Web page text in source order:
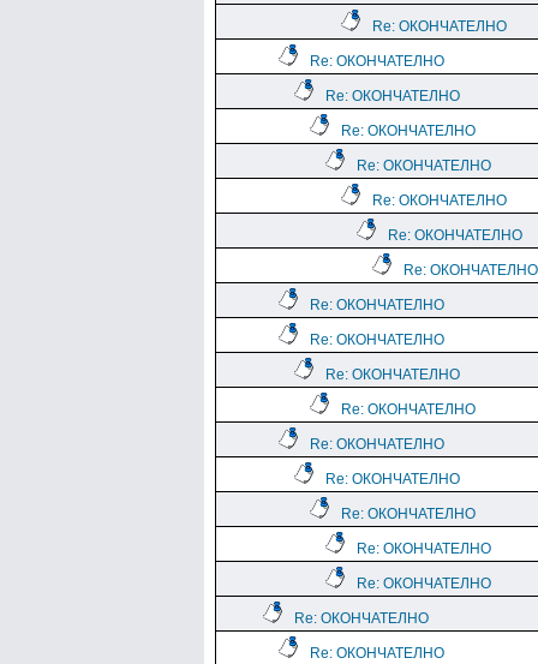
Re: ОКОНЧАТЕЛНО
Re: ОКОНЧАТЕЛНО
Re: ОКОНЧАТЕЛНО
Re: ОКОНЧАТЕЛНО
Re: ОКОНЧАТЕЛНО
Re: ОКОНЧАТЕЛНО
Re: ОКОНЧАТЕЛНО
Re: ОКОНЧАТЕЛНО
Re: ОКОНЧАТЕЛНО
Re: ОКОНЧАТЕЛНО
Re: ОКОНЧАТЕЛНО
Re: ОКОНЧАТЕЛНО
Re: ОКОНЧАТЕЛНО
Re: ОКОНЧАТЕЛНО
Re: ОКОНЧАТЕЛНО
Re: ОКОНЧАТЕЛНО
Re: ОКОНЧАТЕЛНО
Re: ОКОНЧАТЕЛНО
Re: ОКОНЧАТЕЛНО